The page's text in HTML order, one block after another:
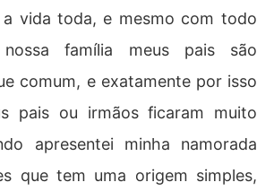
vida toda, e mesmo com todo
família meus pais são
comum, e exatamente por isso
pais ou irmãos ficaram muito
apresentei minha namorada
que tem uma origem simples,